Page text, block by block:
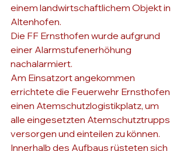
einem landwirtschaftlichem Objekt in
Altenhofen.
Die FF Ernsthofen wurde aufgrund
einer Alarmstufenerhöhung
nachalarmiert.
Am Einsatzort angekommen
errichtete die Feuerwehr Ernsthofen
einen Atemschutzlogistikplatz, um
alle eingesetzten Atemschutztrupps
versorgen und einteilen zu können.
Innerhalb des Aufbaus rüsteten sich